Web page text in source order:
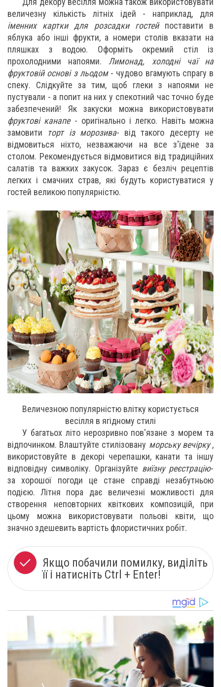
величезну кількість літніх ідей - наприклад, для
іменних картки для розсадки гостейпоставити в
яблука або інші фрукти, а номери столів вказати на
пляшках з водою. Оформіть окремий стіл із
прохолодними напоями. Лимонад, холодні чаї на
фруктовій основі з льодом- чудово вгамують спрагу в
спеку. Слідкуйте за тим, щоб глеки з напоями не
пустували - а попит на них у спекотний час точно буде
забезпечений! Як закуски можна використовувати
фруктові канапе- оригінально і легко. Навіть можна
замовити торт із морозива- від такого десерту не
відмовиться ніхто, незважаючи на все з'їдене за
столом. Рекомендується відмовитися від традиційних
салатів та важких закусок. Зараз є безліч рецептів
легких і смачних страв, які будуть користуватися у
гостей великою популярністю.
Величезною популярністю влітку користується
весілля в ягідному стилі
У багатьох літо нерозривно пов'язане з морем та
відпочинком. Влаштуйте стилізовану морську вечірку,
використовуйте в декорі черепашки, канати та іншу
відповідну символіку. Організуйте виїзну реєстрацію-
за хорошої погоди це стане справді незабутньою
подією. Літня пора дає величезні можливості для
створення неповторних квіткових композицій, при
цьому можна використовувати польові квіти, що
значно здешевить вартість флористичних робіт.
Якщо побачили помилку, виділіть
її і натисніть Ctrl + Enter!